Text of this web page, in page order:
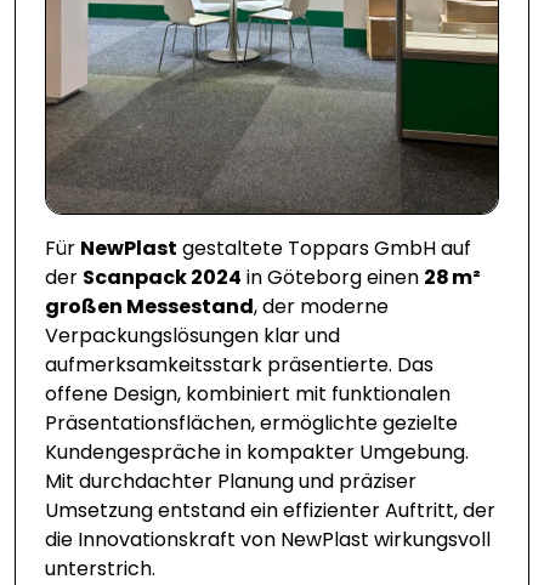
Für NewPlast gestaltete Toppars GmbH auf
der Scanpack 2024 in Göteborg einen 28 m²
großen Messestand, der moderne
Verpackungslösungen klar und
aufmerksamkeitsstark präsentierte. Das
offene Design, kombiniert mit funktionalen
Präsentationsflächen, ermöglichte gezielte
Kundengespräche in kompakter Umgebung.
Mit durchdachter Planung und präziser
Umsetzung entstand ein effizienter Auftritt, der
die Innovationskraft von NewPlast wirkungsvoll
unterstrich.